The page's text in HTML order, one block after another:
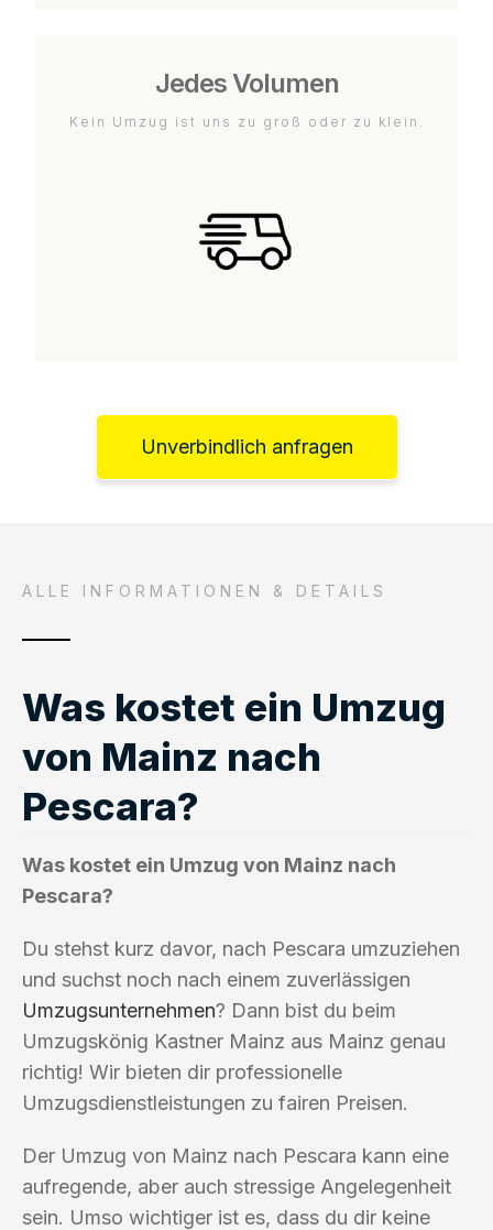
Jedes Volumen
Kein Umzug ist uns zu groß oder zu klein.
Unverbindlich anfragen
ALLE INFORMATIONEN & DETAILS
Was kostet ein Umzug
von Mainz nach
Pescara?
Was kostet ein Umzug von Mainz nach
Pescara?
Du stehst kurz davor, nach Pescara umzuziehen
und suchst noch nach einem zuverlässigen
Umzugsunternehmen? Dann bist du beim
Umzugskönig Kastner Mainz aus Mainz genau
richtig! Wir bieten dir professionelle
Umzugsdienstleistungen zu fairen Preisen.
Der Umzug von Mainz nach Pescara kann eine
aufregende, aber auch stressige Angelegenheit
sein. Umso wichtiger ist es, dass du dir keine